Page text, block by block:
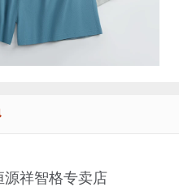
源祥智格专卖店